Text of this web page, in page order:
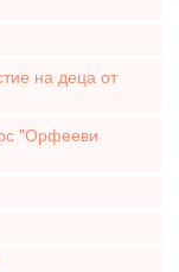
на деца от
"Орфееви